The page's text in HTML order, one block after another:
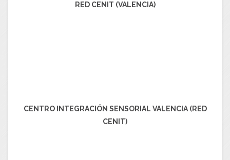
RED CENIT (VALENCIA)
CENTRO INTEGRACIÓN SENSORIAL VALENCIA (RED
CENIT)